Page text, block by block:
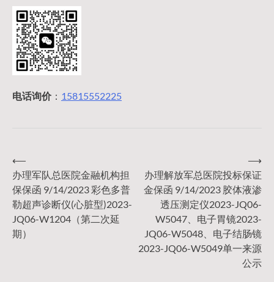
电话询价： 15815552225
文
章
导
⟵
办理军队总医院金融机构担
保保函 9/14/2023 彩色多普
勒超声诊断仪(心脏型)2023-
JQ06-W1204（第二次延
期）
办理解放军总医院投标保证
金保函 9/14/2023 胶体液渗
透压测定仪2023-JQ06-
W5047、电子胃镜2023-
JQ06-W5048、电子结肠镜
2023-JQ06-W5049单一来源
公示
⟶